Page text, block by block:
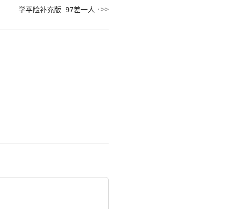
学平险补充版 97差一人